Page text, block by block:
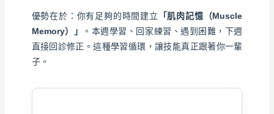
優勢在於：你有足夠的時間建立
「肌肉記憶（Muscle
Memory）」
。本週學習、回家練習、遇到困難，下週
直接回診修正。這種學習循環，讓技能真正跟著你一輩
子。